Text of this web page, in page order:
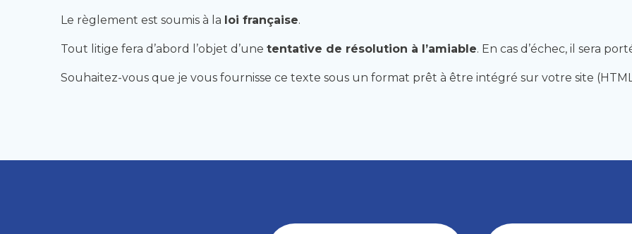
Le règlement est soumis à la loi française.
Tout litige fera d’abord l’objet d’une tentative de résolution à l’amiable. En cas d’échec, il sera
Souhaitez-vous que je vous fournisse ce texte sous un format prêt à être intégré sur votre site